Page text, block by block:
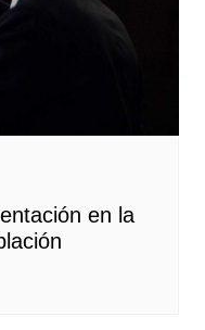
en la